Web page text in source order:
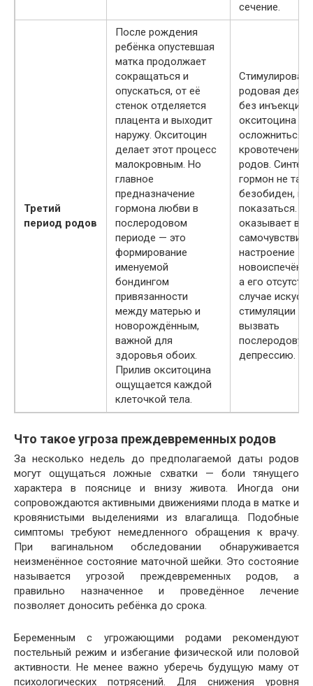
сечение.
Третий
период родов
После рождения
ребёнка опустевшая
матка продолжает
сокращаться и
опускаться, от её
стенок отделяется
плацента и выходит
наружу. Окситоцин
делает этот процесс
малокровным. Но
главное
предназначение
гормона любви в
послеродовом
периоде — это
формирование
именуемой
бондингом
привязанности
между матерью и
новорождённым,
важной для
здоровья обоих.
Прилив окситоцина
ощущается каждой
клеточкой тела.
родовая
без инъекций
окситоцина
осложниться
родов.
гормон не так
безобиден,
показаться.
оказывает
самочувствие
настроение
а его
случае
стимуляции
вызвать
послеродовую
депрессию.
Что такое угроза преждевременных родов
За несколько недель до предполагаемой даты родов
могут ощущаться ложные схватки — боли тянущего
характера в пояснице и внизу живота. Иногда они
сопровождаются активными движениями плода в матке и
кровянистыми выделениями из влагалища. Подобные
симптомы требуют немедленного обращения к врачу.
При вагинальном обследовании обнаруживается
неизменённое состояние маточной шейки. Это состояние
называется угрозой преждевременных родов, а
правильно назначенное и проведённое лечение
позволяет доносить ребёнка до срока.
Беременным с угрожающими родами рекомендуют
постельный режим и избегание физической или половой
активности. Не менее важно уберечь будущую маму от
психологических потрясений. Для снижения уровня